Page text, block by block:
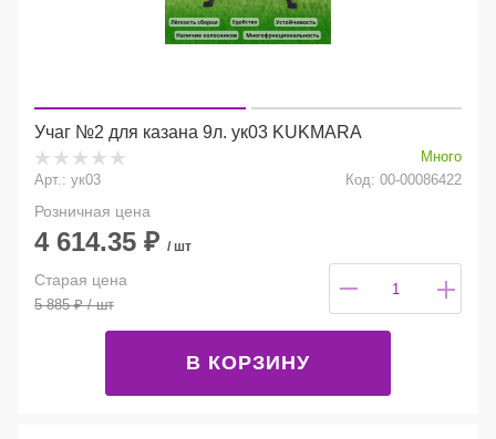
Учаг №2 для казана 9л. ук03 KUKMARA
Много
Арт.: ук03
Код: 00-00086422
Розничная цена
4 614.35 ₽ / шт
Старая цена
5 885₽/ шт
В КОРЗИНУ